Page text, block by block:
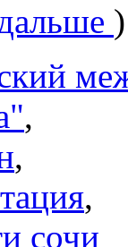
)
,
,
,
сочи